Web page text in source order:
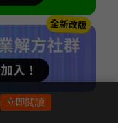
轉載。
立即閱讀